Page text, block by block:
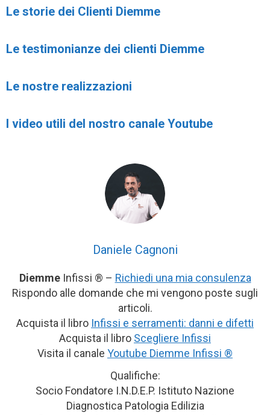
Le storie dei Clienti Diemme
Le testimonianze dei clienti Diemme
Le nostre realizzazioni
I video utili del nostro canale Youtube
Daniele Cagnoni
Diemme Infissi ® – Richiedi una mia consulenza
Rispondo alle domande che mi vengono poste sugli
articoli.
Acquista il libro Infissi e serramenti: danni e difetti
Acquista il libro Scegliere Infissi
Visita il canale Youtube Diemme Infissi ®
Qualifiche:
Socio Fondatore I.N.D.E.P. Istituto Nazione
Diagnostica Patologia Edilizia